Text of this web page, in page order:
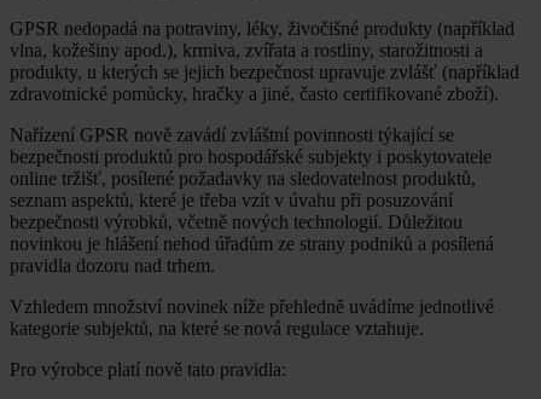
GPSR nedopadá na potraviny, léky, živočišné produkty (například
vlna, kožešiny apod.), krmiva, zvířata a rostliny, starožitnosti a
produkty, u kterých se jejich bezpečnost upravuje zvlášť (například
zdravotnické pomůcky, hračky a jiné, často certifikované zboží).
Nařízení GPSR nově zavádí zvláštní povinnosti týkající se
bezpečnosti produktů pro hospodářské subjekty i poskytovatele
online tržišť, posílené požadavky na sledovatelnost produktů,
seznam aspektů, které je třeba vzít v úvahu při posuzování
bezpečnosti výrobků, včetně nových technologií. Důležitou
novinkou je hlášení nehod úřadům ze strany podniků a posílená
pravidla dozoru nad trhem.
Vzhledem množství novinek níže přehledně uvádíme jednotlivé
kategorie subjektů, na které se nová regulace vztahuje.
Pro výrobce platí nově tato pravidla: